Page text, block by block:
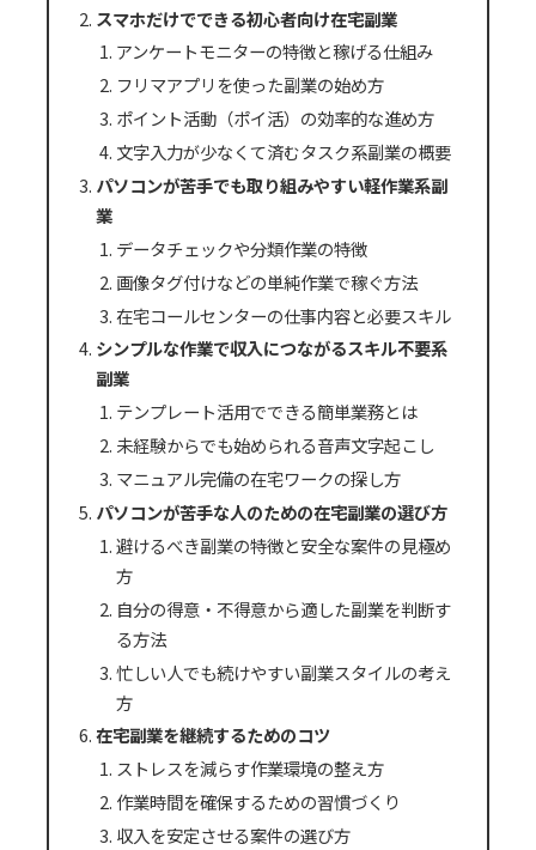
スマホだけでできる初心者向け在宅副業
アンケートモニターの特徴と稼げる仕組み
フリマアプリを使った副業の始め方
ポイント活動（ポイ活）の効率的な進め方
文字入力が少なくて済むタスク系副業の概要
パソコンが苦手でも取り組みやすい軽作業系副
業
データチェックや分類作業の特徴
画像タグ付けなどの単純作業で稼ぐ方法
在宅コールセンターの仕事内容と必要スキル
シンプルな作業で収入につながるスキル不要系
副業
テンプレート活用でできる簡単業務とは
未経験からでも始められる音声文字起こし
マニュアル完備の在宅ワークの探し方
パソコンが苦手な人のための在宅副業の選び方
避けるべき副業の特徴と安全な案件の見極め
方
自分の得意・不得意から適した副業を判断す
る方法
忙しい人でも続けやすい副業スタイルの考え
方
在宅副業を継続するためのコツ
ストレスを減らす作業環境の整え方
作業時間を確保するための習慣づくり
収入を安定させる案件の選び方